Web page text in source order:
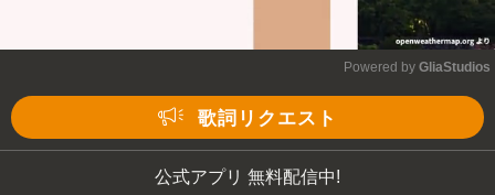
Powered by GliaStudios
歌詞リクエスト
公式アプリ 無料配信中!